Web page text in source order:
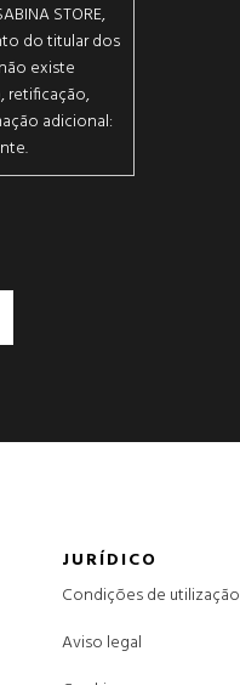
STORE,
do titular dos
existe
retificação,
adicional:
JURÍDICO
Condições de utilização
Aviso legal